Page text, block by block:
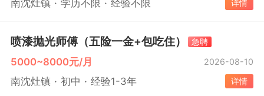
南沈灶镇 学历不限 经验不限 详情
喷漆抛光师傅（五险一金+包吃住） 急聘
5000~8000元/月 2026-08-10
南沈灶镇 初中 经验1-3年 详情